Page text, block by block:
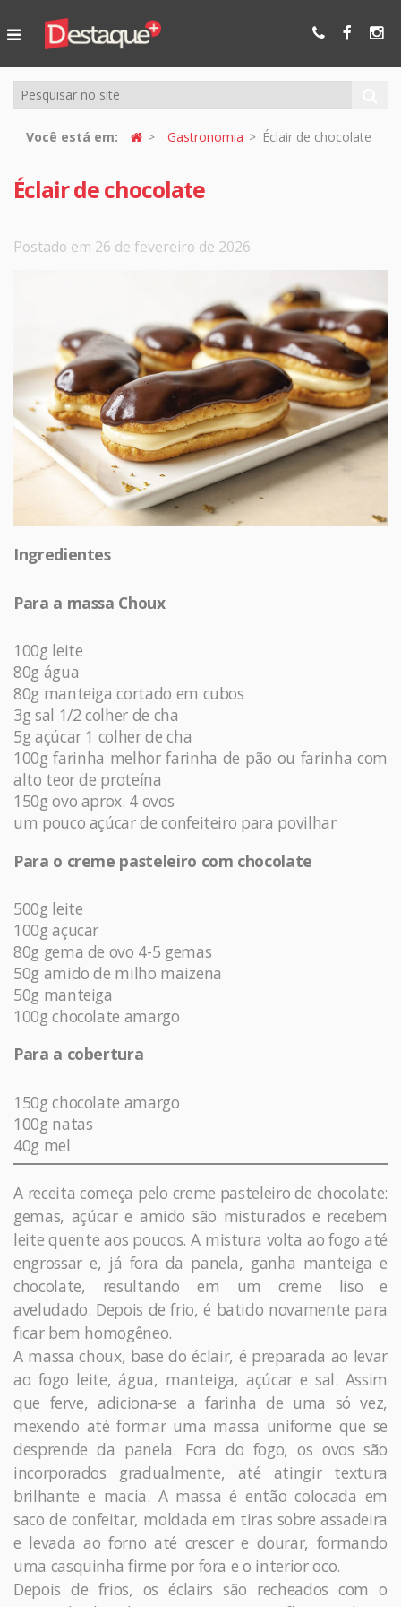
Online
Você está em: Gastronomia Éclair de chocolate
Éclair de chocolate
Postado em 26 de fevereiro de 2026
Ingredientes
Para a massa Choux
100g leite
80g água
80g manteiga cortado em cubos
3g sal 1/2 colher de cha
5g açúcar 1 colher de cha
100g farinha melhor farinha de pão ou farinha com
alto teor de proteína
150g ovo aprox. 4 ovos
um pouco açúcar de confeiteiro para povilhar
Para o creme pasteleiro com chocolate
500g leite
100g açucar
80g gema de ovo 4-5 gemas
50g amido de milho maizena
50g manteiga
100g chocolate amargo
Para a cobertura
150g chocolate amargo
100g natas
40g mel
A receita começa pelo creme pasteleiro de chocolate:
gemas, açúcar e amido são misturados e recebem
leite quente aos poucos. A mistura volta ao fogo até
engrossar e, já fora da panela, ganha manteiga e
chocolate, resultando em um creme liso e
aveludado. Depois de frio, é batido novamente para
ficar bem homogêneo.
A massa choux, base do éclair, é preparada ao levar
ao fogo leite, água, manteiga, açúcar e sal. Assim
que ferve, adiciona-se a farinha de uma só vez,
mexendo até formar uma massa uniforme que se
desprende da panela. Fora do fogo, os ovos são
incorporados gradualmente, até atingir textura
brilhante e macia. A massa é então colocada em
saco de confeitar, moldada em tiras sobre assadeira
e levada ao forno até crescer e dourar, formando
uma casquinha firme por fora e o interior oco.
Depois de frios, os éclairs são recheados com o